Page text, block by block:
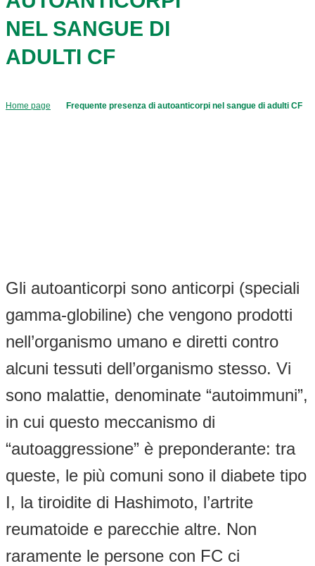
NEL SANGUE DI
ADULTI CF
Home page Frequente presenza di autoanticorpi nel sangue di adulti CF
Gli autoanticorpi sono anticorpi (speciali
gamma-globiline) che vengono prodotti
nell’organismo umano e diretti contro
alcuni tessuti dell’organismo stesso. Vi
sono malattie, denominate “autoimmuni”,
in cui questo meccanismo di
“autoaggressione” è preponderante: tra
queste, le più comuni sono il diabete tipo
I, la tiroidite di Hashimoto, l’artrite
reumatoide e parecchie altre. Non
raramente le persone con FC ci